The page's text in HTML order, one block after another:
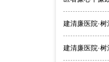
建清廉医院·
建清廉医院·